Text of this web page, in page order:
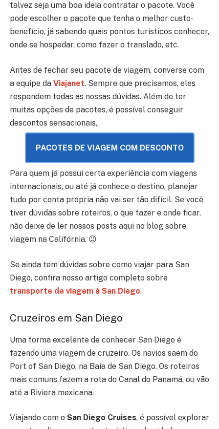
talvez seja uma boa ideia contratar o pacote. Você
pode escolher o pacote que tenha o melhor custo-
benefício, já sabendo quais pontos turísticos conhecer,
onde se hospedar, como fazer o translado, etc.
Antes de fechar seu pacote de viagem, converse com
a equipe da Viajanet. Sempre que precisamos, eles
respondem todas as nossas dúvidas. Além de ter
muitas opções de pacotes, é possível conseguir
descontos sensacionais,
PACOTES DE VIAGEM COM DESCONTO
Para quem já possui certa experiência com viagens
internacionais, ou até já conhece o destino, planejar
tudo por conta própria não vai ser tão difícil. Se você
tiver dúvidas sobre roteiros, o que fazer e onde ficar,
não deixe de ler nossos posts aqui no blog sobre
viagem na Califórnia. 😉
Se ainda tem dúvidas sobre como viajar para San
Diego, confira nosso artigo completo sobre
transporte de viagem à San Diego.
Cruzeiros em San Diego
Uma forma excelente de conhecer San Diego é
fazendo uma viagem de cruzeiro. Os navios saem do
Port of San Diego, na Baía de San Diego. Os roteiros
mais comuns fazem a rota do Canal do Panamá, ou vão
até a Riviera mexicana.
Viajando com o San Diego Cruises, é possível explorar